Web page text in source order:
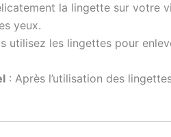
la lingette sur votre
yeux.
utilisez les lingettes pour
: Après l’utilisation des